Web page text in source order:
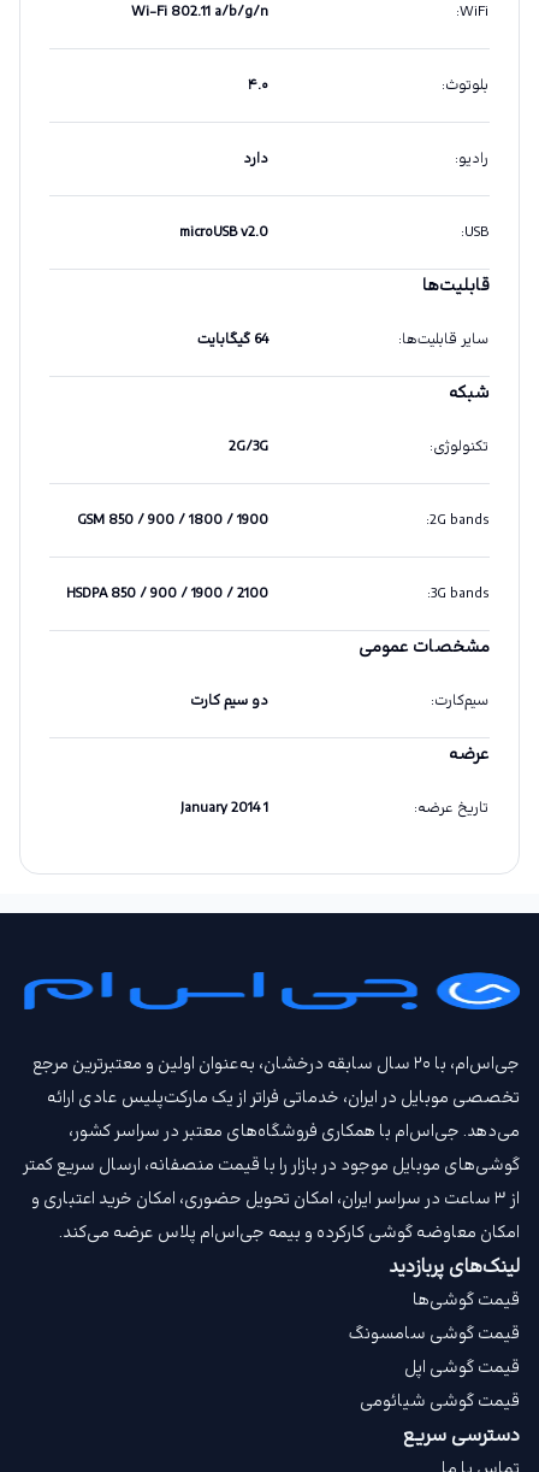
WiFi
:
Wi-Fi 802.11 a/b/g/n
بلوتوث: ۴.۰
رادیو: دارد
USB
:
microUSB v2.0
قابلیت‌ها
سایر قابلیت‌ها: 64 گیگابایت
شبکه
تکنولوژی:
2G/3G
2G bands
:
GSM 850 / 900 / 1800 / 1900
3G bands
:
HSDPA 850 / 900 / 1900 / 2100
مشخصات عمومی
سیم‌کارت: دو سیم کارت
عرضه
تاریخ عرضه:
1 January 2014
جی‌اس‌ام، با ۲۰ سال سابقه درخشان، به‌عنوان اولین و معتبرترین مرجع
تخصصی موبایل در ایران، خدماتی فراتر از یک مارکت‌پلیس عادی ارائه
می‌دهد. جی‌اس‌ام با همکاری فروشگاه‌های معتبر در سراسر کشور،
گوشی‌های موبایل موجود در بازار را با قیمت‌ منصفانه، ارسال سریع کمتر
از ۳ ساعت در سراسر ایران، امکان تحویل حضوری، امکان خرید اعتباری و
امکان معاوضه گوشی کارکرده و بیمه جی‌اس‌ام‌ پلاس عرضه می‌کند.
لینک‌های پربازدید
قیمت گوشی‌ها
قیمت گوشی سامسونگ
قیمت گوشی اپل
قیمت گوشی شیائومی
دسترسی سریع